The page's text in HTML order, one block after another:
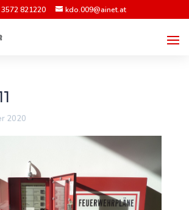
3572 821220 kdo.009@ainet.at
2020